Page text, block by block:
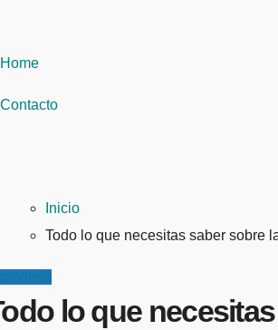
Home
Contacto
Inicio
Todo lo que necesitas saber sobre
lo que